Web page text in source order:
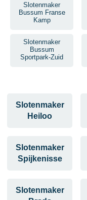
Slotenmaker
Bussum Franse
Kamp
Slotenmaker
Bussum
Sportpark-Zuid
Slotenmaker
Heiloo
Slotenmaker
Spijkenisse
Slotenmaker